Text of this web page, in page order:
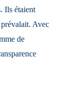
Ils étaient
Avec
de